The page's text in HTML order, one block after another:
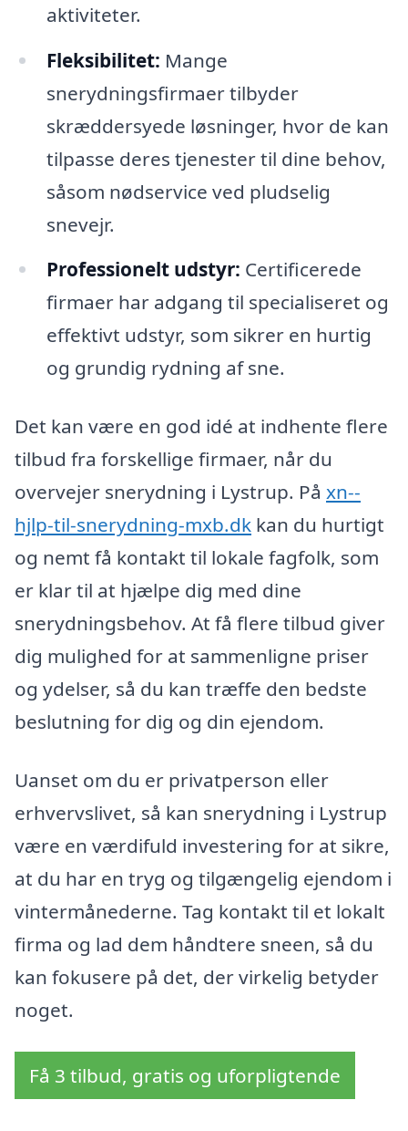
aktiviteter.
Fleksibilitet: Mange
snerydningsfirmaer tilbyder
skræddersyede løsninger, hvor de kan
tilpasse deres tjenester til dine behov,
såsom nødservice ved pludselig
snevejr.
Professionelt udstyr: Certificerede
firmaer har adgang til specialiseret og
effektivt udstyr, som sikrer en hurtig
og grundig rydning af sne.
Det kan være en god idé at indhente flere
tilbud fra forskellige firmaer, når du
overvejer snerydning i Lystrup. På xn--
hjlp-til-snerydning-mxb.dk kan du hurtigt
og nemt få kontakt til lokale fagfolk, som
er klar til at hjælpe dig med dine
snerydningsbehov. At få flere tilbud giver
dig mulighed for at sammenligne priser
og ydelser, så du kan træffe den bedste
beslutning for dig og din ejendom.
Uanset om du er privatperson eller
erhvervslivet, så kan snerydning i Lystrup
være en værdifuld investering for at sikre,
at du har en tryg og tilgængelig ejendom i
vintermånederne. Tag kontakt til et lokalt
firma og lad dem håndtere sneen, så du
kan fokusere på det, der virkelig betyder
noget.
Få 3 tilbud, gratis og uforpligtende